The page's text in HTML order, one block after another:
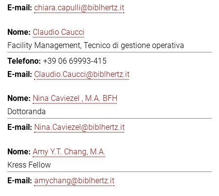
chiara.capulli@biblhertz.it
Claudio Caucci
Facility Management, Tecnico di gestione operativa
+39 06 69993-415
Claudio.Caucci@biblhertz.it
Nina Caviezel , M.A. BFH
Dottoranda
Nina.Caviezel@biblhertz.it
Amy Y.T. Chang, M.A.
Kress Fellow
amychang@biblhertz.it